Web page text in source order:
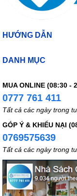
HƯỚNG DẪN
DANH MỤC
MUA ONLINE (08:30 -
0777 761 411
Tất cả các ngày trong
GÓP Ý & KHIẾU NẠI
0769575639
Tất cả các ngày trong